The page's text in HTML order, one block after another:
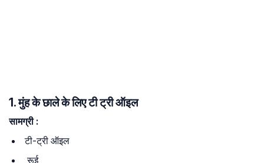
1. मुंह के छाले के लिए टी ट्री ऑइल
सामग्री:
टी-ट्री ऑइल
रूई